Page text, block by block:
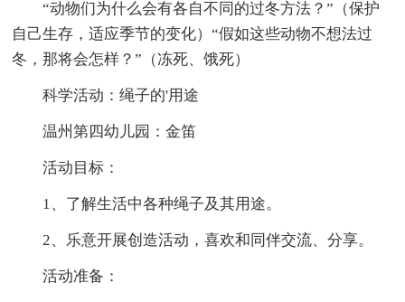
“动物们为什么会有各自不同的过冬方法？”（保护
自己生存，适应季节的变化）“假如这些动物不想法过
冬，那将会怎样？”（冻死、饿死）
科学活动：绳子的'用途
温州第四幼儿园：金笛
活动目标：
1、了解生活中各种绳子及其用途。
2、乐意开展创造活动，喜欢和同伴交流、分享。
活动准备：